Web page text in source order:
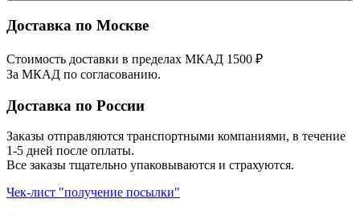
Доставка по Москве
Стоимость доставки в пределах МКАД 1500 ₽
За МКАД по согласованию.
Доставка по России
Заказы отправляются транспортными компаниями, в течение
1-5 дней после оплаты.
Все заказы тщательно упаковываются и страхуются.
Чек-лист "получение посылки"